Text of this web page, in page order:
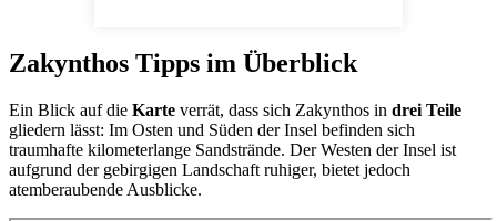
Zakynthos Tipps im Überblick
Ein Blick auf die Karte verrät, dass sich Zakynthos in drei Teile
gliedern lässt: Im Osten und Süden der Insel befinden sich
traumhafte kilometerlange Sandstrände. Der Westen der Insel ist
aufgrund der gebirgigen Landschaft ruhiger, bietet jedoch
atemberaubende Ausblicke.